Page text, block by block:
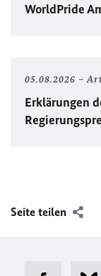
WorldPride
05.08.2026
Erklärungen
Seite teilen